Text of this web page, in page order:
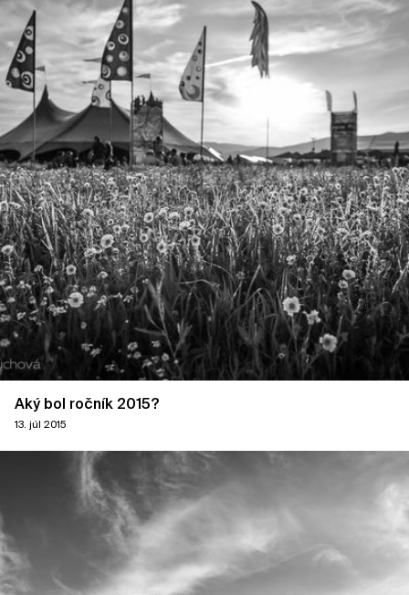
Aký bol ročník 2015?
13. júl 2015